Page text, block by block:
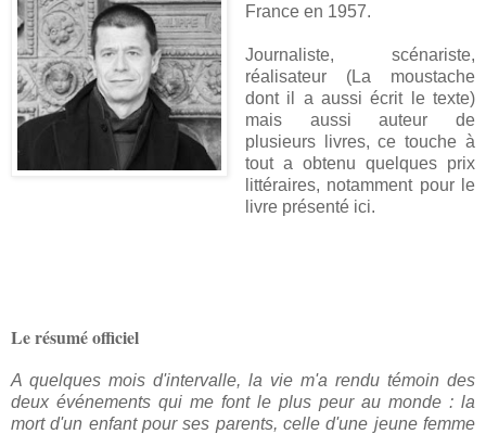
France en 1957.
Journaliste, scénariste,
réalisateur (La moustache
dont il a aussi écrit le texte)
mais aussi auteur de
plusieurs livres, ce touche à
tout a obtenu quelques prix
littéraires, notamment pour le
livre présenté ici.
Le résumé officiel
A quelques mois d'intervalle, la vie m'a rendu témoin des
deux événements qui me font le plus peur au monde : la
mort d'un enfant pour ses parents, celle d'une jeune femme